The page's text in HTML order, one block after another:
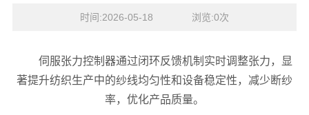
时间:2026-05-18    浏览:0次
伺服张力控制器通过闭环反馈机制实时调整张力，显
著提升纺织生产中的纱线均匀性和设备稳定性，减少断纱
率，优化产品质量。